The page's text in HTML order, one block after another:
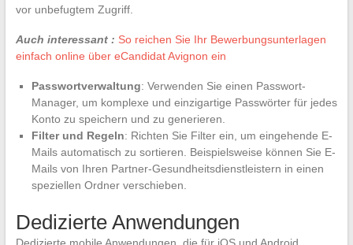
vor unbefugtem Zugriff.
Auch interessant : So reichen Sie Ihr Bewerbungsunterlagen
einfach online über eCandidat Avignon ein
Passwortverwaltung: Verwenden Sie einen Passwort-
Manager, um komplexe und einzigartige Passwörter für jedes
Konto zu speichern und zu generieren.
Filter und Regeln: Richten Sie Filter ein, um eingehende E-
Mails automatisch zu sortieren. Beispielsweise können Sie E-
Mails von Ihren Partner-Gesundheitsdienstleistern in einen
speziellen Ordner verschieben.
Dedizierte Anwendungen